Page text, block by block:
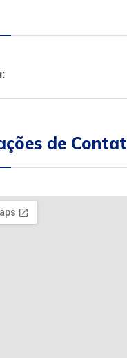
de